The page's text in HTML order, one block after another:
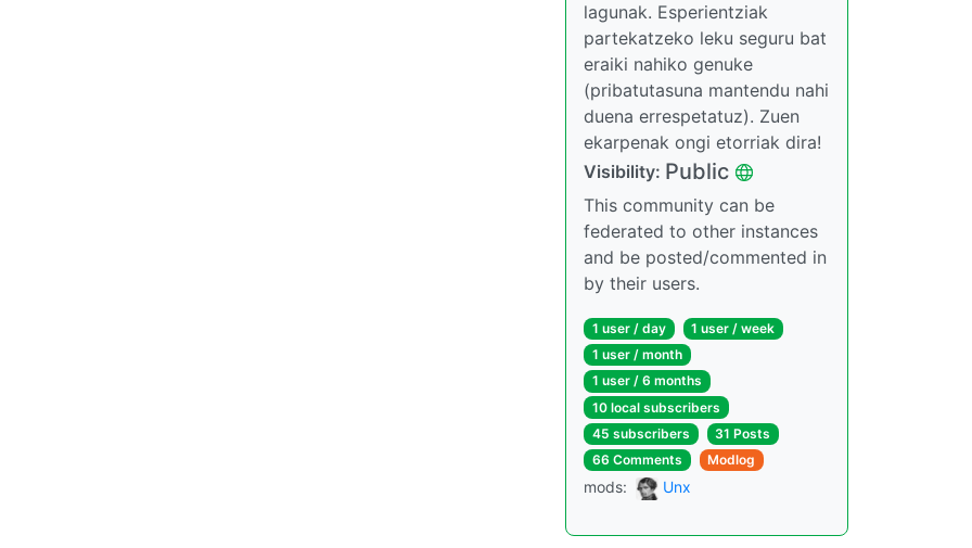
lagunak. Esperientziak
partekatzeko leku seguru bat
eraiki nahiko genuke
(pribatutasuna mantendu nahi
duena errespetatuz). Zuen
ekarpenak ongi etorriak dira!
Visibility: Public
This community can be
federated to other instances
and be posted/commented in
by their users.
1 user / day
1 user / week
1 user / month
1 user / 6 months
10 local subscribers
45 subscribers
31 Posts
66 Comments
Modlog
mods: Unx